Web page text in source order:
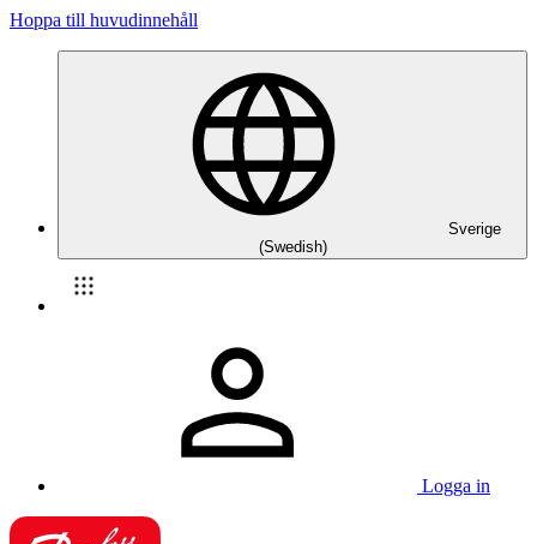
Hoppa till huvudinnehåll
Sverige
(Swedish)
Logga in